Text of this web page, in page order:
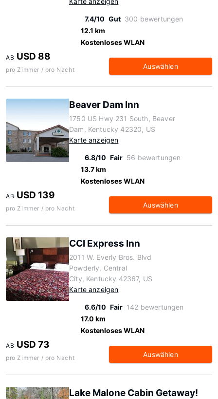
7.4/10 Gut 300 bewertungen
12.1 km
Kostenloses WLAN
AB USD 88
pro Zimmer / pro Nacht Auswählen
Beaver Dam Inn
1750 US Hwy 231 South, Beaver
Dam, Kentucky 42320, US
Karte anzeigen
6.8/10 Fair 56 bewertungen
13.7 km
Kostenloses WLAN
AB USD 139
pro Zimmer / pro Nacht Auswählen
CCI Express Inn
2011 W. Everly Bros. Blvd
Powderly, Central
City, Kentucky 42367, US
Karte anzeigen
6.6/10 Fair 142 bewertungen
17.0 km
Kostenloses WLAN
AB USD 73
pro Zimmer / pro Nacht Auswählen
Lake Malone Cabin Getaway!